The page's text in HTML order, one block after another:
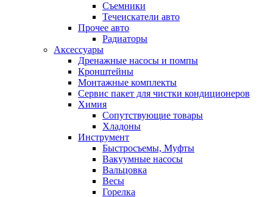
Съемники
Течеискатели авто
Прочее авто
Радиаторы
Аксессуары
Дренажные насосы и помпы
Кронштейны
Монтажные комплекты
Сервис пакет для чистки кондиционеров
Химия
Сопутствующие товары
Хладоны
Инструмент
Быстросъемы, Муфты
Вакуумные насосы
Вальцовка
Весы
Горелка